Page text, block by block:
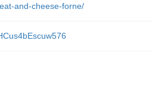
and-cheese-forne/